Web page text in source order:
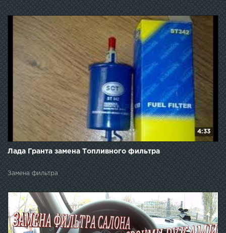
4:33
Лада Гранта замена Топливного фильтра
Замена фильтра